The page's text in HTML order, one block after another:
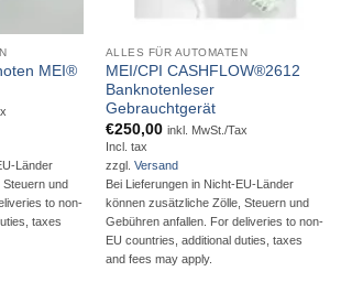
MEI®
Länder
und
to non-
taxes
ALLES FÜR AUTOMATEN
MEI/CPI CASHFLOW®2612
Banknotenleser
Gebrauchtgerät
€250,00 inkl. MwSt./Tax
Incl. tax
zzgl. Versand
Bei Lieferungen in Nicht-EU-Länder
können zusätzliche Zölle, Steuern und
Gebühren anfallen. For deliveries to non-
EU countries, additional duties, taxes
and fees may apply.